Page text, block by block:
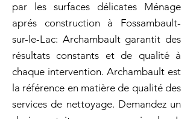
par les surfaces délicates Ménage
aprés construction à Fossambault-
sur-le-Lac: Archambault garantit des
résultats constants et de qualité à
chaque intervention. Archambault est
la référence en matière de qualité des
services de nettoyage. Demandez un